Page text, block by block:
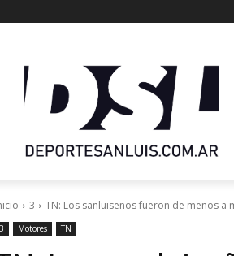
3 TN: Los sanluiseños fueron de menos a
3 Motores TN